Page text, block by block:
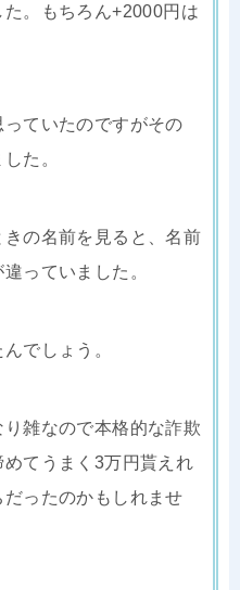
。もちろん+2000円は
ていたのですがその
た。
の名前を見ると、名前
っていました。
でしょう。
雑なので本格的な詐欺
てうまく3万円貰えれ
ったのかもしれませ